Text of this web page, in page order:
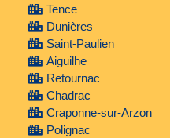
Tence
Dunières
Saint-Paulien
Aiguilhe
Retournac
Chadrac
Craponne-sur-Arzon
Polignac